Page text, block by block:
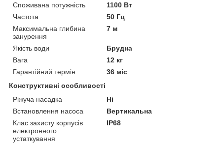
Споживана потужність
1100 Вт
Частота
50 Гц
Максимальна глибина
занурення
7 м
Якість води
Брудна
Вага
12 кг
Гарантійний термін
36 міс
Конструктивні особливості
Ріжуча насадка
Ні
Встановлення насоса
Вертикальна
Клас захисту корпусів
електронного
устаткування
IP68